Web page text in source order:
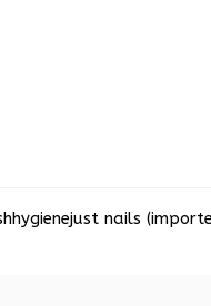
hygienejust nails